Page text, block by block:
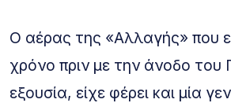
Ο αέρας της «Αλλαγής» που
χρόνο πριν με την άνοδο
εξουσία, είχε φέρει και μία